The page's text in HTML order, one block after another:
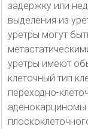
задержку или
выделения из
уретры могут
уретры имеют
клеточный тип
переходно-
аденокарциномы